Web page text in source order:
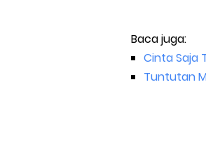
Baca juga:
Cinta Saja
Tuntutan